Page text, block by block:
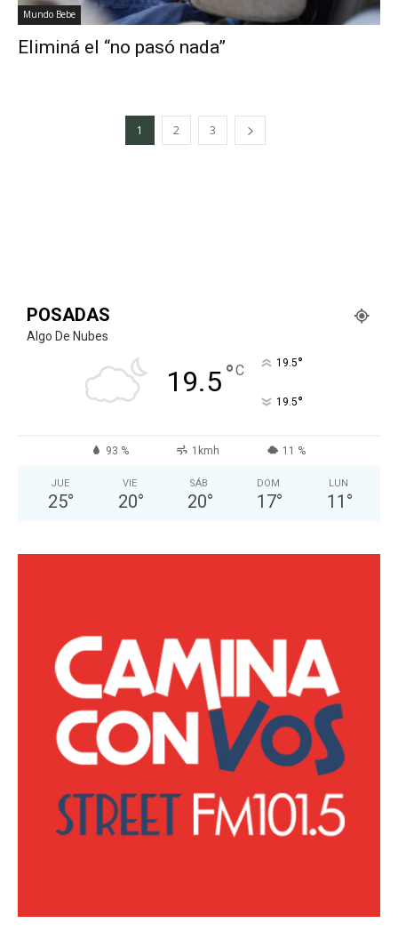
Mundo Bebe
Eliminá el “no pasó nada”
1 2 3
POSADAS
Algo De Nubes
19.5°C 19.5°
19.5°
93 % 1kmh 11 %
JUE
25°
VIE
20°
SÁB
20°
DOM
17°
LUN
11 °